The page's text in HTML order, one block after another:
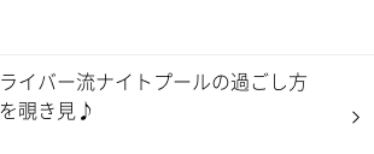
ライバー流ナイトプールの過ごし方
を覗き見♪